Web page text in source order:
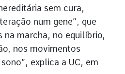
sem cura,
num gene”, que
na marcha, no equilíbrio,
nos movimentos
explica a UC, em